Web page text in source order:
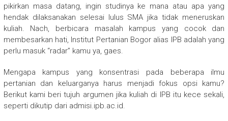
pikirkan masa datang, ingin studinya ke mana atau apa yang
hendak dilaksanakan selesai lulus SMA jika tidak meneruskan
kuliah. Nach, berbicara masalah kampus yang cocok dan
membesarkan hati, Institut Pertanian Bogor alias IPB adalah yang
perlu masuk “radar” kamu ya, gaes.
Mengapa kampus yang konsentrasi pada beberapa ilmu
pertanian dan keluarganya harus menjadi fokus opsi kamu?
Berikut kami beri tujuh argumen jika kuliah di IPB itu kece sekali,
seperti dikutip dari admisi.ipb.ac.id.